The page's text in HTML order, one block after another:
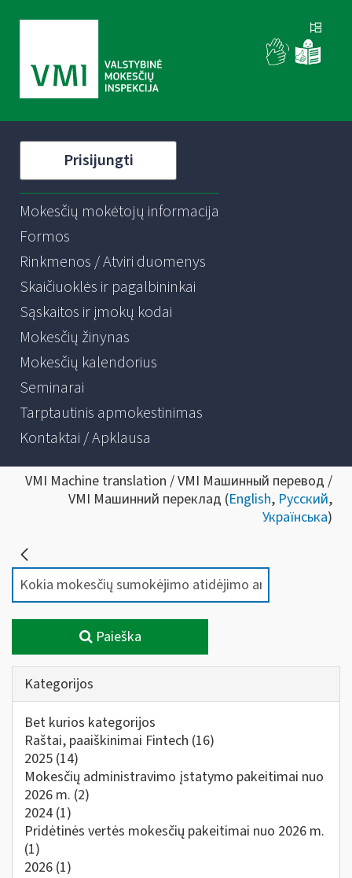
Prisijungti
Mokesčių mokėtojų informacija
Formos
Rinkmenos / Atviri duomenys
Skaičiuoklės ir pagalbininkai
Sąskaitos ir įmokų kodai
Mokesčių žinynas
Mokesčių kalendorius
Seminarai
Tarptautinis apmokestinimas
Kontaktai / Apklausa
VMI Machine translation / VMI Машинный перевод /
VMI Машинний переклад (English, Русский,
Українська)
Paieška
Kategorijos
Bet kurios kategorijos
Raštai, paaiškinimai Fintech (16)
2025 (14)
Mokesčių administravimo įstatymo pakeitimai nuo
2026 m. (2)
2024 (1)
Pridėtinės vertės mokesčių pakeitimai nuo 2026 m.
(1)
2026 (1)